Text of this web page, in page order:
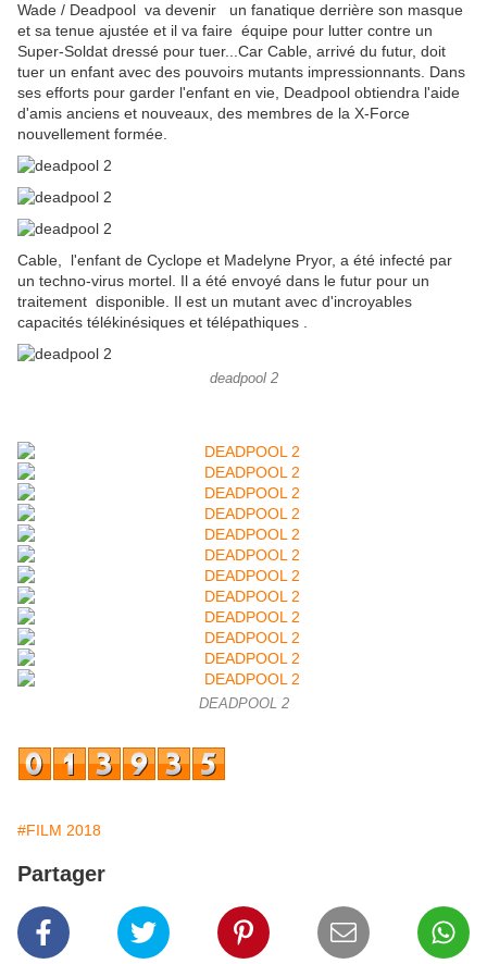
Wade / Deadpool va devenir un fanatique derrière son masque
et sa tenue ajustée et il va faire équipe pour lutter contre un
Super-Soldat dressé pour tuer...Car Cable, arrivé du futur, doit
tuer un enfant avec des pouvoirs mutants impressionnants. Dans
ses efforts pour garder l'enfant en vie, Deadpool obtiendra l'aide
d'amis anciens et nouveaux, des membres de la X-Force
nouvellement formée.
Cable, l'enfant de Cyclope et Madelyne Pryor, a été infecté par
un techno-virus mortel. Il a été envoyé dans le futur pour un
traitement disponible. Il est un mutant avec d'incroyables
capacités télékinésiques et télépathiques .
deadpool 2
DEADPOOL 2
#FILM 2018
Partager